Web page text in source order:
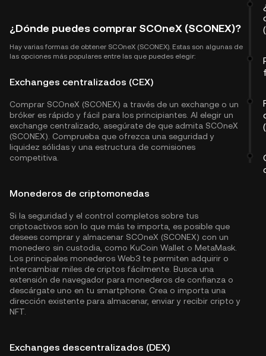
¿Dónde puedes comprar SCOneX (SCONEX)?
Hay varias formas de obtener SCOneX (SCONEX). Estas son algunas de
las opciones más populares entre las que puedes elegir:
Exchanges centralizados (CEX)
Comprar SCOneX (SCONEX) a través de un exchange o un
bróker es rápido y fácil para los principiantes. Al elegir un
exchange centralizado, asegúrate de que admita SCOneX
(SCONEX). Comprueba que ofrezca una seguridad y
liquidez sólidas y una estructura de comisiones
competitiva.
Monederos de criptomonedas
Si la seguridad y el control completos sobre tus
criptoactivos son lo que más te importa, es posible que
desees comprar y almacenar SCOneX (SCONEX) con un
monedero sin custodia, como KuCoin Wallet o MetaMask.
Los principales monederos Web3 te permiten adquirir o
intercambiar miles de criptos fácilmente. Busca una
extensión de navegador para monederos de confianza o
descárgate uno en tu smartphone. Crea o importa una
dirección existente para almacenar, enviar y recibir cripto y
NFT.
Exchanges descentralizados (DEX)